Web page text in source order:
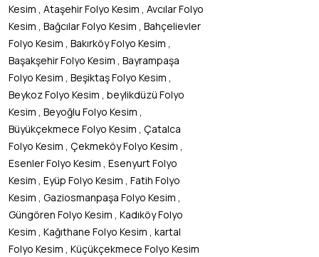
Kesim , Ataşehir Folyo Kesim , Avcılar Folyo
Kesim , Bağcılar Folyo Kesim , Bahçelievler
Folyo Kesim , Bakırköy Folyo Kesim ,
Başakşehir Folyo Kesim , Bayrampaşa
Folyo Kesim , Beşiktaş Folyo Kesim ,
Beykoz Folyo Kesim , beylikdüzü Folyo
Kesim , Beyoğlu Folyo Kesim ,
Büyükçekmece Folyo Kesim , Çatalca
Folyo Kesim , Çekmeköy Folyo Kesim ,
Esenler Folyo Kesim , Esenyurt Folyo
Kesim , Eyüp Folyo Kesim , Fatih Folyo
Kesim , Gaziosmanpaşa Folyo Kesim ,
Güngören Folyo Kesim , Kadıköy Folyo
Kesim , Kağıthane Folyo Kesim , kartal
Folyo Kesim , Küçükçekmece Folyo Kesim